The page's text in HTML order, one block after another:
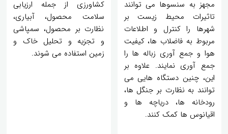
مجهز به سنسوها می توانند
تاثیرات محیط زیست بر
شهرها را کنترل و اطلاعات
مربوط به فاضلاب ها، کیفیت
هوا و جمع آوری زباله ها را
جمع آوری نمایند. علاوه بر
این، چنین دستگاه هایی می
توانند به نظارت بر جنگل ها،
رودخانه ها، دریاچه ها و
اقیانوس ها کمک کنند.
کشاورزی از جمله ارزیابی
سلامت محصول، آبیاری،
نظارت بر محصول، سمپاشی
و تجزیه و تحلیل خاک و
زمین استفاده می شوند.